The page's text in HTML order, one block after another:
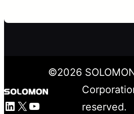
LinkedIn
X YouTube
©2026
reserved.